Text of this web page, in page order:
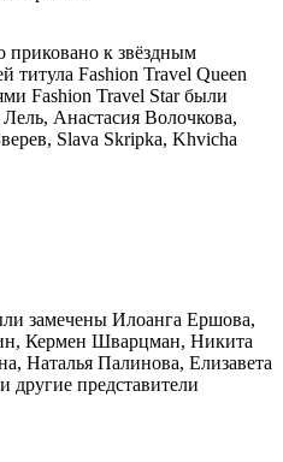
приковано к звёздным
титула Fashion Travel Queen
Fashion Travel Star были
Анастасия Волочкова,
Slava Skripka, Khvicha
замечены Илоанга Ершова,
Кермен Шварцман, Никита
Наталья Палинова, Елизавета
представители